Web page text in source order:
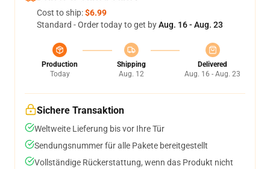
Cost to ship:$6.99
Standard - Order today to get byAug. 16 - Aug. 23
Production
Today
Shipping
Aug. 12
Delivered
Aug. 16 - Aug. 23
Sichere Transaktion
Weltweite Lieferung bis vor Ihre Tür
Sendungsnummer für alle Pakete bereitgestellt
Vollständige Rückerstattung, wenn das Produkt nicht